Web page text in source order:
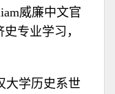
威廉中文官
专业学习，
大学历史系世